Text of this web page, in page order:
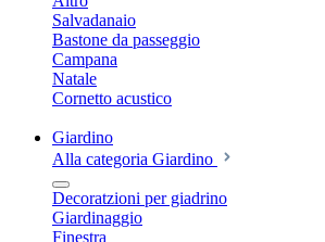
Salvadanaio
Bastone da passeggio
Campana
Natale
Cornetto acustico
Giardino
Alla categoria Giardino
Decoratzioni per giadrino
Giardinaggio
Finestra